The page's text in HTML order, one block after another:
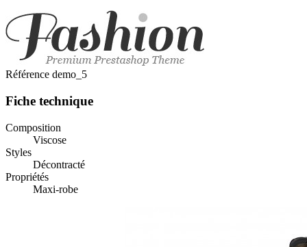
Référence demo_5
Fiche technique
Composition
Viscose
Styles
Décontracté
Propriétés
Maxi-robe